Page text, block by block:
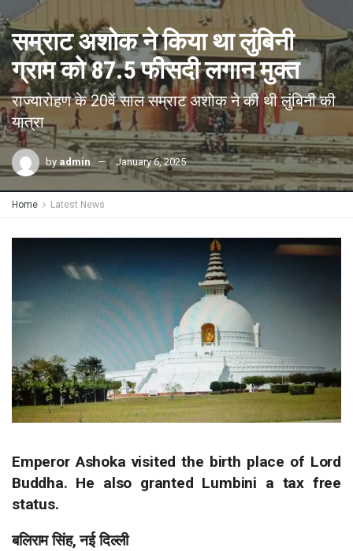
सम्राट अशोक ने किया था लुंबिनी
ग्राम को 87.5 फीसदी लगान मुक्त
राज्यारोहण के 20वें साल सम्राट अशोक ने की थी लुंबिनी की
यात्रा
by admin January 6, 2025
Home Latest News
Emperor Ashoka visited the birth place of Lord
Buddha. He also granted Lumbini a tax free
status.
बलिराम सिंह, नई दिल्ली